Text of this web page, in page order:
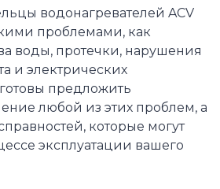
водонагревателей ACV
проблемами, как
воды, протечки, нарушения
и электрических
предложить
любой из этих проблем, а
которые могут
эксплуатации вашего